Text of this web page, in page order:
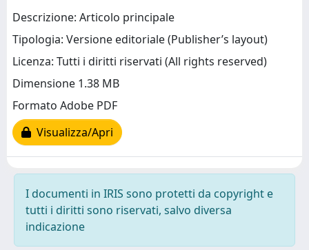
Descrizione: Articolo principale
Tipologia: Versione editoriale (Publisher’s layout)
Licenza: Tutti i diritti riservati (All rights reserved)
Dimensione 1.38 MB
Formato Adobe PDF
Visualizza/Apri
I documenti in IRIS sono protetti da copyright e
tutti i diritti sono riservati, salvo diversa
indicazione